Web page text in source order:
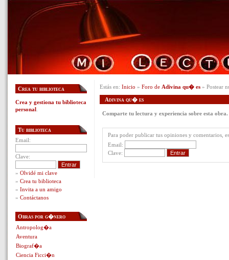
Estás en: Inicio » Foro de Adivina qu� es » Postear
Adivina qu� es
Comparte tu lectura y experiencia sobre esta obra.
Para poder publicar tus opiniones y comentarios,
Email:
Clave:
Crea tu biblioteca
Crea y gestiona tu biblioteca
personal
Tu biblioteca
Email:
Clave:
» Olvidé mi clave
» Crea tu biblioteca
» Invita a un amigo
» Contáctanos
Obras por g�nero
Antropolog�a
Aventura
Biograf�a
Ciencia Ficci�n